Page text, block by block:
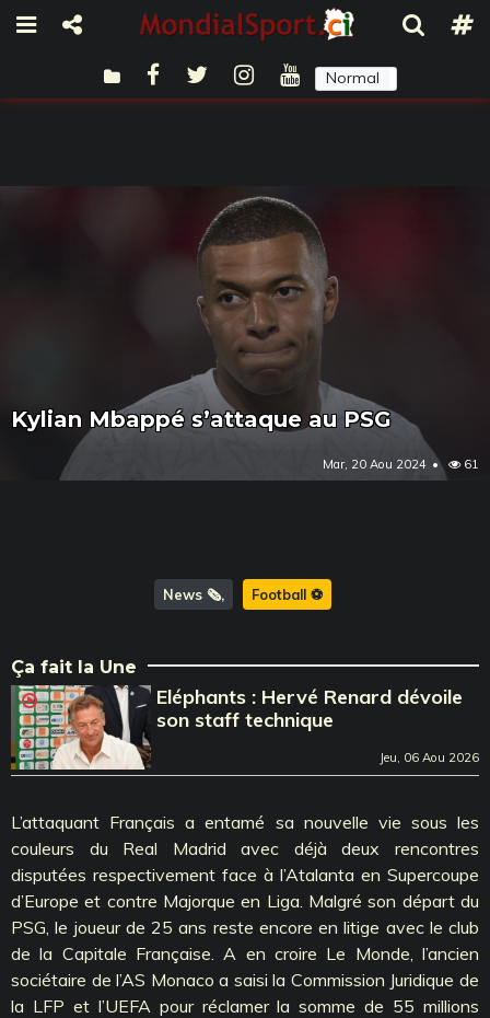
Normal
Kylian Mbappé s’attaque au PSG
Mar, 20 Aou 2024 61
News 🗞️ Football ⚽️
Ça fait la Une
Eléphants : Hervé Renard dévoile
son staff technique
Jeu, 06 Aou 2026
L’attaquant Français a entamé sa nouvelle vie sous les
couleurs du Real Madrid avec déjà deux rencontres
disputées respectivement face à l’Atalanta en Supercoupe
d’Europe et contre Majorque en Liga. Malgré son départ du
PSG, le joueur de 25 ans reste encore en litige avec le club
de la Capitale Française. A en croire Le Monde, l’ancien
sociétaire de l’AS Monaco a saisi la Commission Juridique de
la LFP et l’UEFA pour réclamer la somme de 55 millions